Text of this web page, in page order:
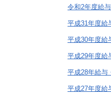
令和2年度給
平成31年度給
平成30年度給
平成29年度給
平成28年給与
平成27年度給